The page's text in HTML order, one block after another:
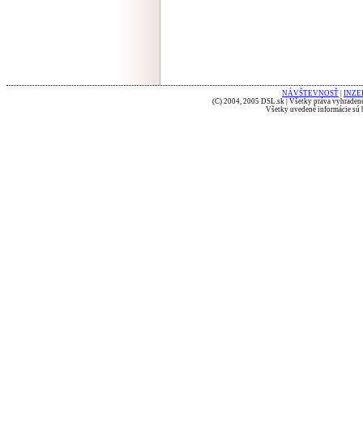
NÁVŠTEVNOSŤ
(C) 2004, 2005 DSL.sk | Všetky práva
Všetky uvedené informácie sú